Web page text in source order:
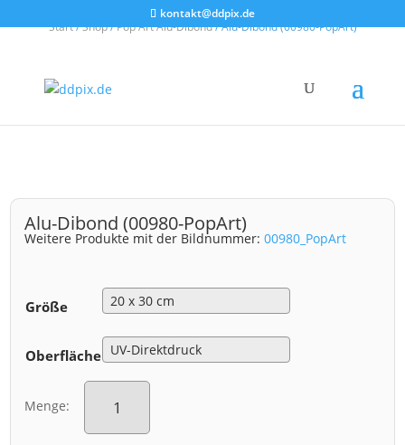
kontakt@ddpix.de
Start/Shop/Pop Art Alu-Dibond/ Alu-Dibond (00980-PopArt)
Alu-Dibond (00980-PopArt)
Weitere Produkte mit der Bildnummer:00980_PopArt
Größe
Oberfläche
Menge:
Alu-
Dibond
PopArt)